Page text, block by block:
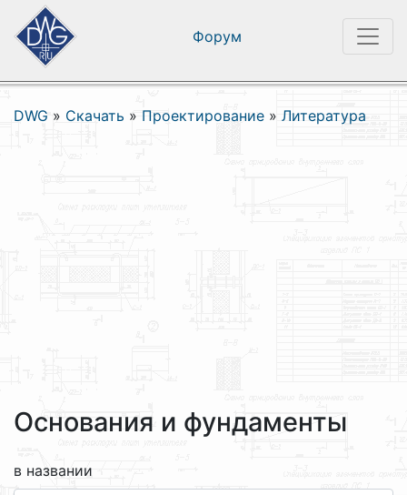
Форум
DWG » Скачать » Проектирование » Литература
Основания и фундаменты
в названии